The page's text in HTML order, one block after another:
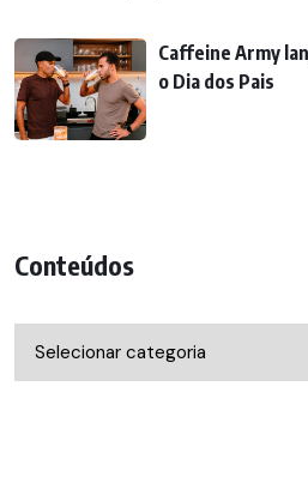
Caffeine Army
o Dia dos Pais
Conteúdos